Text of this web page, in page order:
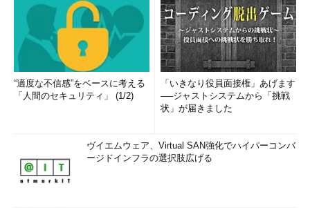
“適度な不信感”をベースに考える
「人間のセキュリティ」 (1/2)
「いきなり役員面接権」あげます
──ジャストシステムから「挑戦
状」が届きました
ヴイエムウェア、Virtual SAN強化でハイパーコンバ
ージドインフラの選択肢広げる